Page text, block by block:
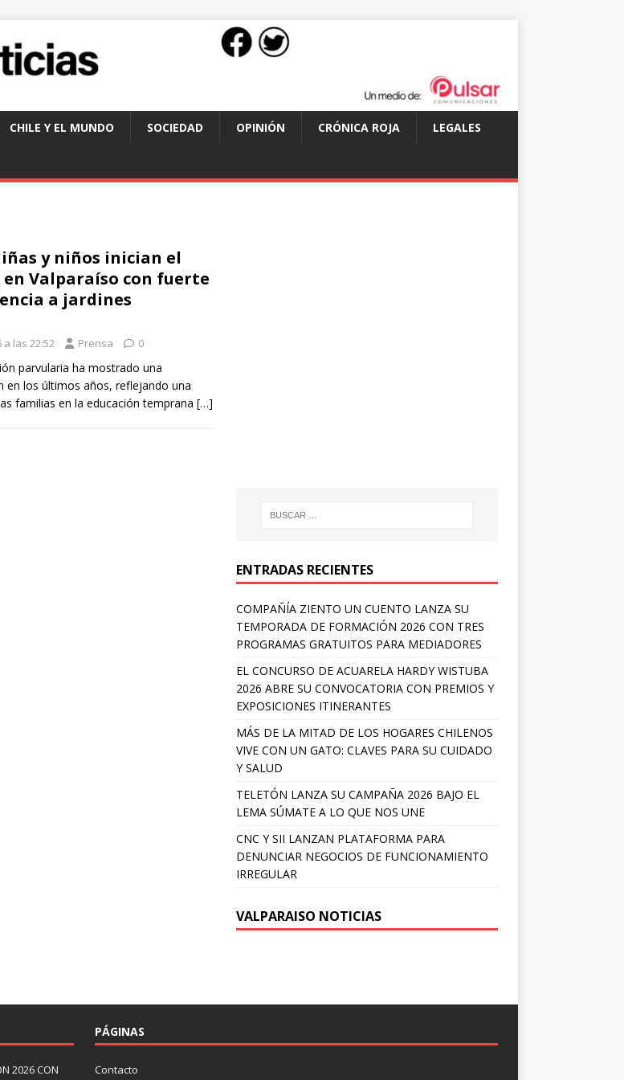
CHILE Y EL MUNDO SOCIEDAD OPINIÓN CRÓNICA ROJA LEGALES
y niños inician el
Valparaíso con fuerte
a jardines
a las 22:52 Prensa 0
parvularia ha mostrado una
en los últimos años, reflejando una
familias en la educación temprana […]
ENTRADAS RECIENTES
COMPAÑÍA ZIENTO UN CUENTO LANZA SU
TEMPORADA DE FORMACIÓN 2026 CON TRES
PROGRAMAS GRATUITOS PARA MEDIADORES
EL CONCURSO DE ACUARELA HARDY WISTUBA
2026 ABRE SU CONVOCATORIA CON PREMIOS Y
EXPOSICIONES ITINERANTES
MÁS DE LA MITAD DE LOS HOGARES CHILENOS
VIVE CON UN GATO: CLAVES PARA SU CUIDADO
Y SALUD
TELETÓN LANZA SU CAMPAÑA 2026 BAJO EL
LEMA SÚMATE A LO QUE NOS UNE
CNC Y SII LANZAN PLATAFORMA PARA
DENUNCIAR NEGOCIOS DE FUNCIONAMIENTO
IRREGULAR
VALPARAISO NOTICIAS
2026 CON
PÁGINAS
Contacto